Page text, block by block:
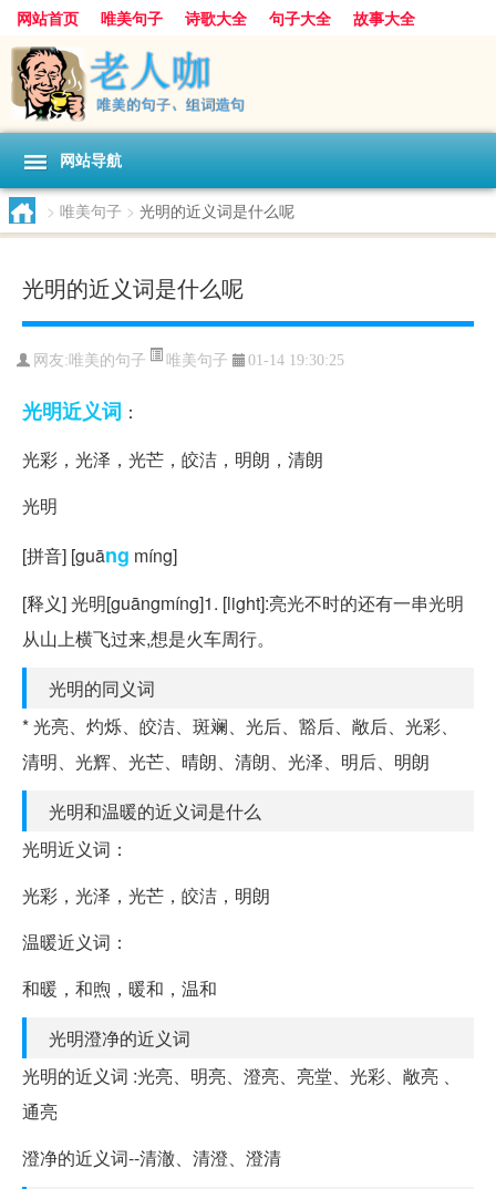
网站首页 唯美句子 诗歌大全 句子大全
故事大全
人生感悟
其他美文 美文欣赏
感人故事
句子分类
网站导航
> 唯美句子 > 光明的近义词是什么呢
光明的近义词是什么呢
网友: 唯美的句子 唯美句子 01-14 19:30:25
光明近义词 ：
光彩，光泽，光芒，皎洁，明朗，清朗
光明
[拼音] [guāng míng]
[释义] 光明[guāngmíng]1. [light]:亮光不时的还有一串光明
从山上横飞过来,想是火车周行。
光明的同义词
* 光亮、灼烁、皎洁、斑斓、光后、豁后、敞后、光彩、
清明、光辉、光芒、晴朗、清朗、光泽、明后、明朗
光明和温暖的近义词是什么
光明近义词：
光彩，光泽，光芒，皎洁，明朗
温暖近义词：
和暖，和煦，暖和，温和
光明澄净的近义词
光明的近义词 :光亮、明亮、澄亮、亮堂、光彩、敞亮 、
通亮
澄净的近义词--清澈、清澄、澄清